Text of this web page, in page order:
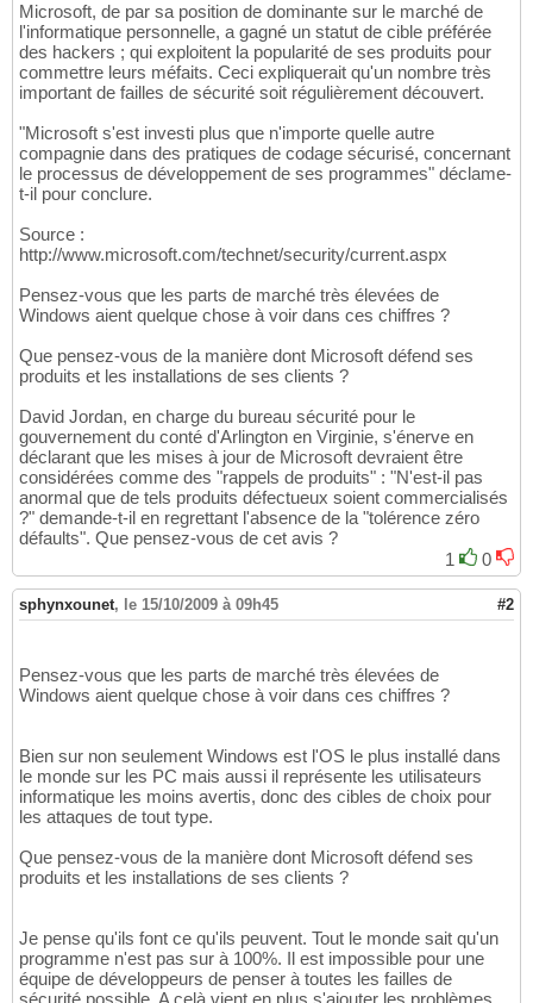
Microsoft, de par sa position de dominante sur le marché de
l'informatique personnelle, a gagné un statut de cible préférée
des hackers ; qui exploitent la popularité de ses produits pour
commettre leurs méfaits. Ceci expliquerait qu'un nombre très
important de failles de sécurité soit régulièrement découvert.
"Microsoft s'est investi plus que n'importe quelle autre
compagnie dans des pratiques de codage sécurisé, concernant
le processus de développement de ses programmes" déclame-
t-il pour conclure.
Source :
http://www.microsoft.com/technet/security/current.aspx
Pensez-vous que les parts de marché très élevées de
Windows aient quelque chose à voir dans ces chiffres ?
Que pensez-vous de la manière dont Microsoft défend ses
produits et les installations de ses clients ?
David Jordan, en charge du bureau sécurité pour le
gouvernement du conté d'Arlington en Virginie, s'énerve en
déclarant que les mises à jour de Microsoft devraient être
considérées comme des "rappels de produits" : "N'est-il pas
anormal que de tels produits défectueux soient commercialisés
?" demande-t-il en regrettant l'absence de la "tolérence zéro
défaults". Que pensez-vous de cet avis ?
1
0
sphynxounet, le 15/10/2009 à 09h45 #2
Pensez-vous que les parts de marché très élevées de
Windows aient quelque chose à voir dans ces chiffres ?
Bien sur non seulement Windows est l'OS le plus installé dans
le monde sur les PC mais aussi il représente les utilisateurs
informatique les moins avertis, donc des cibles de choix pour
les attaques de tout type.
Que pensez-vous de la manière dont Microsoft défend ses
produits et les installations de ses clients ?
Je pense qu'ils font ce qu'ils peuvent. Tout le monde sait qu'un
programme n'est pas sur à 100%. Il est impossible pour une
équipe de développeurs de penser à toutes les failles de